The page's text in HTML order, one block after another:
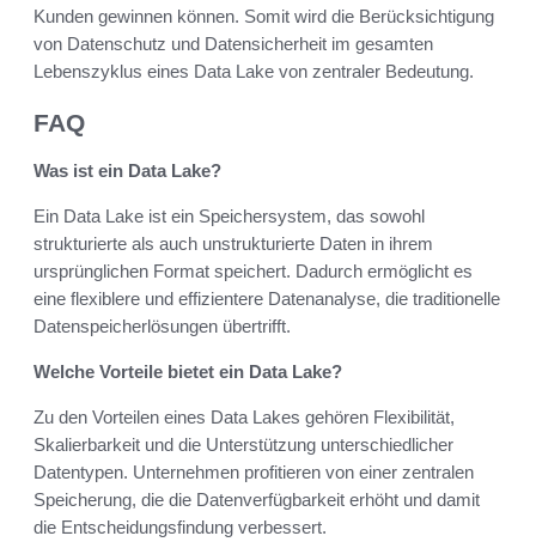
Kunden gewinnen können. Somit wird die Berücksichtigung
von Datenschutz und Datensicherheit im gesamten
Lebenszyklus eines Data Lake von zentraler Bedeutung.
FAQ
Was ist ein Data Lake?
Ein Data Lake ist ein Speichersystem, das sowohl
strukturierte als auch unstrukturierte Daten in ihrem
ursprünglichen Format speichert. Dadurch ermöglicht es
eine flexiblere und effizientere Datenanalyse, die traditionelle
Datenspeicherlösungen übertrifft.
Welche Vorteile bietet ein Data Lake?
Zu den Vorteilen eines Data Lakes gehören Flexibilität,
Skalierbarkeit und die Unterstützung unterschiedlicher
Datentypen. Unternehmen profitieren von einer zentralen
Speicherung, die die Datenverfügbarkeit erhöht und damit
die Entscheidungsfindung verbessert.